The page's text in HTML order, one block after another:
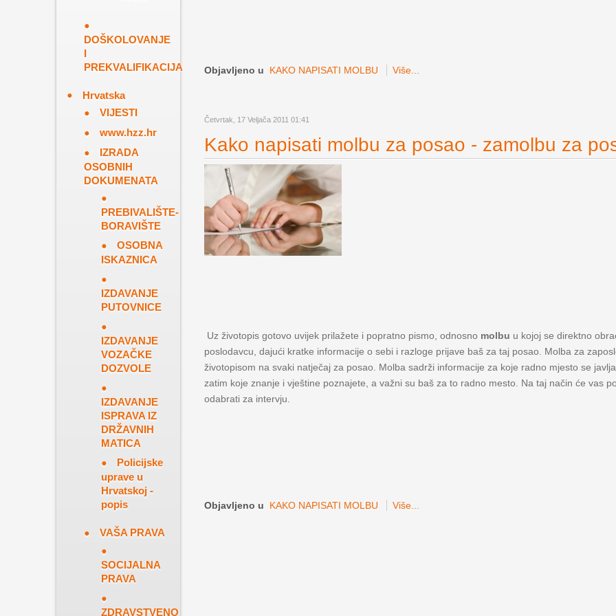
Objavljeno u KAKO NAPISATI MOLBU Više...
Četvrtak, 17 Veljača 2011 01:41
Kako napisati molbu za posao - zamolbu za
Uz životopis gotovo uvijek prilažete i popratno pismo, odnosno molbu u kojoj se direktno
poslodavcu, dajući kratke informacije o sebi i razloge prijave baš za taj posao. Molba za
životopisom na svaki natječaj za posao. Molba sadrži informacije za koje radno mjesto se
zatim koje znanje i vještine poznajete, a važni su baš za to radno mesto. Na taj način će vas
odabrati za intervju.
Objavljeno u KAKO NAPISATI MOLBU Više...
DOŠKOLOVANJE
I
PREKVALIFIKACIJA
Hrvatska
VIJESTI
www.hzz.hr
IZRADA
OSOBNIH
DOKUMENATA
PREBIVALIŠTE-
BORAVIŠTE
OSOBNA
ISKAZNICA
IZDAVANJE
PUTOVNICE
IZDAVANJE
VOZAČKE
DOZVOLE
IZDAVANJE
ISPRAVA IZ
DRŽAVNIH
MATICA
Policijske
uprave u
Hrvatskoj -
popis
VAŠA PRAVA
SOCIJALNA
PRAVA
ZDRAVSTVENO